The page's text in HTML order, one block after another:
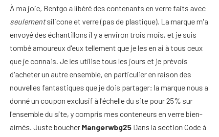
À ma joie, Bentgo a libéré des contenants en verre faits avec
seulementsilicone et verre (pas de plastique). La marque m'a
envoyé des échantillons il y a environ trois mois, et je suis
tombé amoureux d'eux tellement que je les en ai à tous ceux
que je connais. Je les utilise tous les jours et je prévois
d'acheter un autre ensemble, en particulier en raison des
nouvelles fantastiques que je dois partager: la marque nous a
donné un coupon exclusif à l'échelle du site pour 25% sur
l'ensemble du site, y compris mes conteneurs en verre bien-
aimés. Juste boucher Mangerwbg25 Dans la section Code à